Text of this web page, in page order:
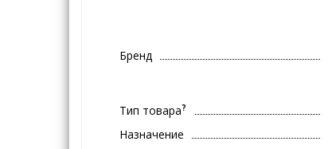
Бренд
Тип товара?
Назначение